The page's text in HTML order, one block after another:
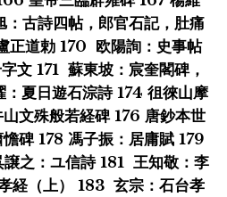
古詩四帖，郎官石記，肚痛
正道勅 170 欧陽詢：史事帖
文 171 蘇東坡：宸奎閣碑，
夏日遊石淙詩 174 徂徠山摩
文殊般若経碑 176 唐鈔本世
碑 178 馮子振：居庸賦 179
之：ユ信詩 181 王知敬：李
経（上） 183 玄宗：石台孝